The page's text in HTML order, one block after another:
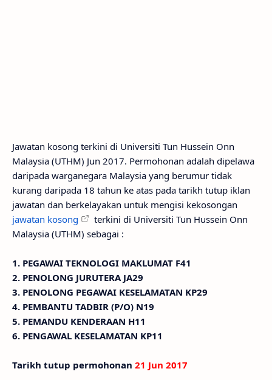
Jawatan kosong terkini di Universiti Tun Hussein Onn
Malaysia (UTHM) Jun 2017. Permohonan adalah dipelawa
daripada warganegara Malaysia yang berumur tidak
kurang daripada 18 tahun ke atas pada tarikh tutup iklan
jawatan dan berkelayakan untuk mengisi kekosongan
jawatan kosong
terkini di Universiti Tun Hussein Onn
Malaysia (UTHM) sebagai :
1. PEGAWAI TEKNOLOGI MAKLUMAT F41
2. PENOLONG JURUTERA JA29
3. PENOLONG PEGAWAI KESELAMATAN KP29
4. PEMBANTU TADBIR (P/O) N19
5. PEMANDU KENDERAAN H11
6. PENGAWAL KESELAMATAN KP11
Tarikh tutup permohonan 21 Jun 2017